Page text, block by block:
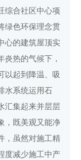
合社区中心项
绿色环保理念贯
心的建筑屋顶实
炎热的气候下，
以起到降温、吸
水系统运用石
汇集起来并层层
，既美观又能净
，虽然对施工精
度减少施工中产